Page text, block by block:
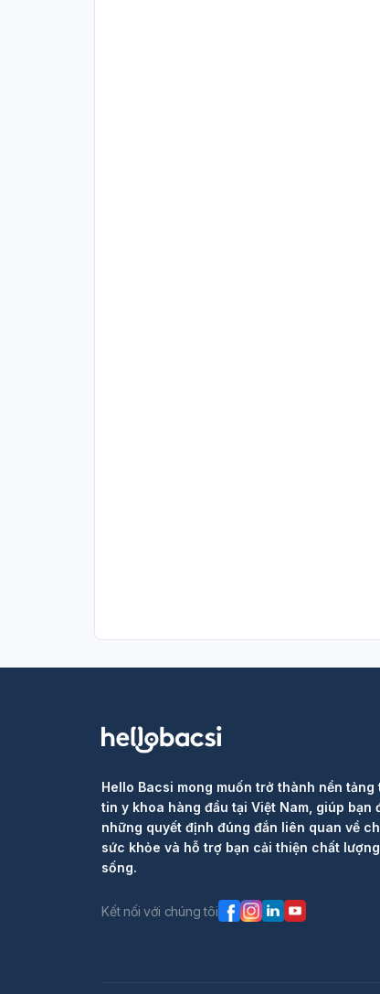
Hello Bacsi mong muốn trở thành nền tảng
tin y khoa hàng đầu tại Việt Nam, giúp bạn
những quyết định đúng đắn liên quan về
sức khỏe và hỗ trợ bạn cải thiện chất
sống.
Kết nối với chúng tôi